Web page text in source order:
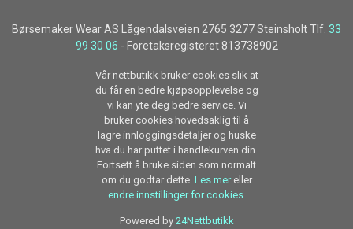
Børsemaker Wear AS Lågendalsveien 2765 3277 Steinsholt Tlf. 33
99 30 06 - Foretaksregisteret 813738902
Vår nettbutikk bruker cookies slik at
du får en bedre kjøpsopplevelse og
vi kan yte deg bedre service. Vi
bruker cookies hovedsaklig til å
lagre innloggingsdetaljer og huske
hva du har puttet i handlekurven din.
Fortsett å bruke siden som normalt
om du godtar dette. Les mer eller
endre innstillinger for cookies.
Powered by 24Nettbutikk